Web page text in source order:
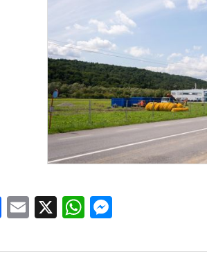
Facebook
Email
X WhatsApp
Messenger